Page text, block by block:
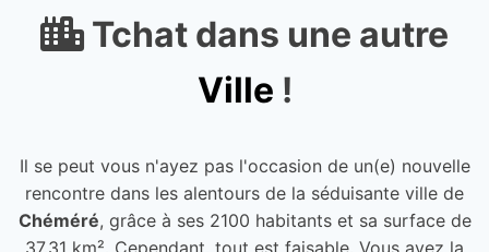
Tchat dans une autre
Ville !
Il se peut vous n'ayez pas l'occasion de un(e) nouvelle
rencontre dans les alentours de la séduisante ville de
Chéméré, grâce à ses 2100 habitants et sa surface de
37.31 km². Cependant, tout est faisable. Vous avez la